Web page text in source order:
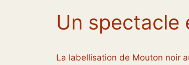
Un spectacle
La labellisation de Mouton noir